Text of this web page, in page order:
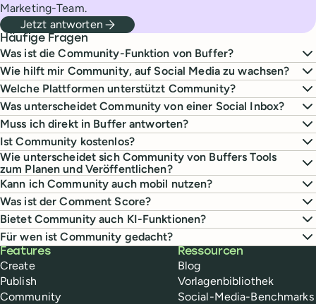
Marketing-Team.
Jetzt antworten
Häufige Fragen
Was ist die Community-Funktion von Buffer?
Wie hilft mir Community, auf Social Media zu wachsen?
Welche Plattformen unterstützt Community?
Was unterscheidet Community von einer Social Inbox?
Muss ich direkt in Buffer antworten?
Ist Community kostenlos?
Wie unterscheidet sich Community von Buffers Tools
zum Planen und Veröffentlichen?
Kann ich Community auch mobil nutzen?
Was ist der Comment Score?
Bietet Community auch KI-Funktionen?
Für wen ist Community gedacht?
Buffer
Features
Create
Publish
Community
Ressourcen
Blog
Vorlagenbibliothek
Social-Media-Benchmarks